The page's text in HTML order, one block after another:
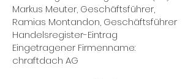
Markus Meuter, Geschäftsführer,
Ramias Montandon, Geschäftsführer
Handelsregister-Eintrag
Eingetragener Firmenname:
chraftdach AG